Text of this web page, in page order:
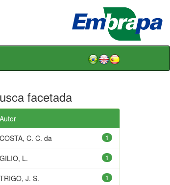
facetada
Autor
1
COSTA, C. C. da
1
GILIO, L.
1
TRIGO, J. S.